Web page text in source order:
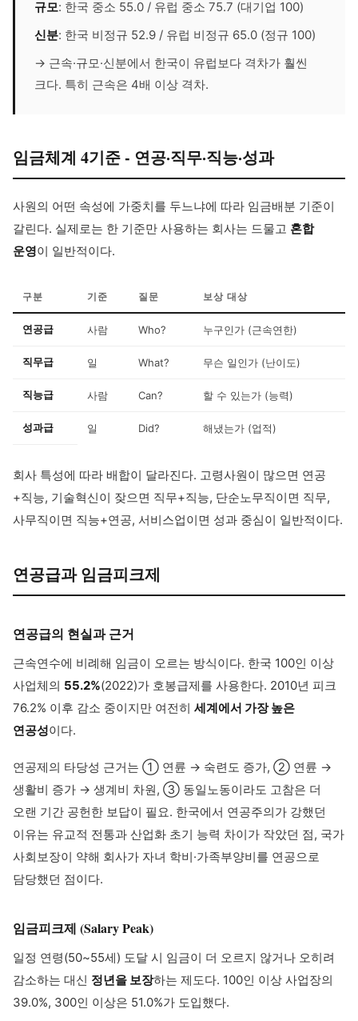
규모: 한국 중소 55.0 / 유럽 중소 75.7 (대기업 100)
신분: 한국 비정규 52.9 / 유럽 비정규 65.0 (정규 100)
→ 근속·규모·신분에서 한국이 유럽보다 격차가 훨씬
크다. 특히 근속은 4배 이상 격차.
임금체계 4기준 - 연공·직무·직능·성과
사원의 어떤 속성에 가중치를 두느냐에 따라 임금배분 기준이
갈린다. 실제로는 한 기준만 사용하는 회사는 드물고 혼합
운영이 일반적이다.
구분 기준 질문 보상 대상
연공급 사람 Who? 누구인가 (근속연한)
직무급 일 What? 무슨 일인가 (난이도)
직능급 사람 Can? 할 수 있는가 (능력)
성과급 일 Did? 해냈는가 (업적)
회사 특성에 따라 배합이 달라진다. 고령사원이 많으면 연공
+직능, 기술혁신이 잦으면 직무+직능, 단순노무직이면 직무,
사무직이면 직능+연공, 서비스업이면 성과 중심이 일반적이다.
연공급과 임금피크제
연공급의 현실과 근거
근속연수에 비례해 임금이 오르는 방식이다. 한국 100인 이상
사업체의 55.2%(2022)가 호봉급제를 사용한다. 2010년 피크
76.2% 이후 감소 중이지만 여전히 세계에서 가장 높은
연공성이다.
연공제의 타당성 근거는 ① 연륜 → 숙련도 증가, ② 연륜 →
생활비 증가 → 생계비 차원, ③ 동일노동이라도 고참은 더
오랜 기간 공헌한 보답이 필요. 한국에서 연공주의가 강했던
이유는 유교적 전통과 산업화 초기 능력 차이가 작았던 점, 국가
사회보장이 약해 회사가 자녀 학비·가족부양비를 연공으로
담당했던 점이다.
임금피크제 (Salary Peak)
일정 연령(50~55세) 도달 시 임금이 더 오르지 않거나 오히려
감소하는 대신 정년을 보장하는 제도다. 100인 이상 사업장의
39.0%, 300인 이상은 51.0%가 도입했다.